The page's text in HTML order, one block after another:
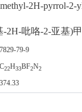
2H-pyrrol-2-
-2H-吡咯-2-亚基)
79-9
22H33BF2N2